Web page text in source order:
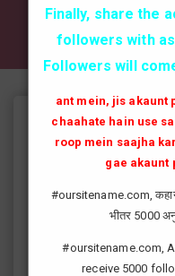
✔✔✔ AKTİF
Instagram
instagram'da artık yüksek
fenomen yolunda
fenomeni ne gibi fayda
Finally, share the
followers with
Followers will
ant mein, jis akaunt
chaahate hain use
roop mein saajha
gae akaunt
#oursitename.com,
भीतर 5000
#oursitename.com,
receive 5000